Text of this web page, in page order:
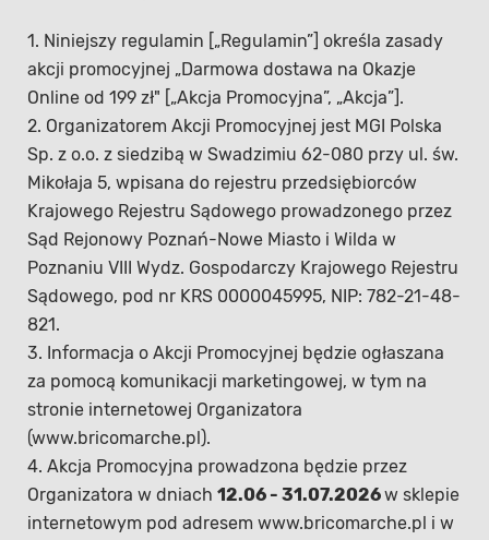
1. Niniejszy regulamin [„Regulamin”] określa zasady
akcji promocyjnej „Darmowa dostawa na Okazje
Online od 199 zł" [„Akcja Promocyjna”, „Akcja”].
2. Organizatorem Akcji Promocyjnej jest MGI Polska
Sp. z o.o. z siedzibą w Swadzimiu 62-080 przy ul. św.
Mikołaja 5, wpisana do rejestru przedsiębiorców
Krajowego Rejestru Sądowego prowadzonego przez
Sąd Rejonowy Poznań-Nowe Miasto i Wilda w
Poznaniu VIII Wydz. Gospodarczy Krajowego Rejestru
Sądowego, pod nr KRS 0000045995, NIP: 782-21-48-
821.
3. Informacja o Akcji Promocyjnej będzie ogłaszana
za pomocą komunikacji marketingowej, w tym na
stronie internetowej Organizatora
(www.bricomarche.pl).
4. Akcja Promocyjna prowadzona będzie przez
Organizatora w dniach 12.06 - 31.07.2026w sklepie
internetowym pod adresem www.bricomarche.pl i w